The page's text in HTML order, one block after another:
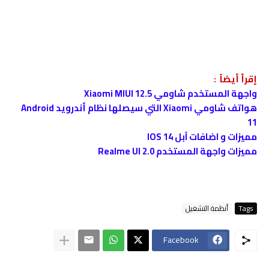
إقرأ أيضاً :
واجهة المستخدم شاومي Xiaomi MIUI 12.5
هواتف شاومي Xiaomi التي سيصلها نظام أندرويد Android
11
مميزات و اضافات آبل IOS 14
مميزات واجهة المستخدم Realme UI 2.0
Tags أنظمة التشغيل
Facebook